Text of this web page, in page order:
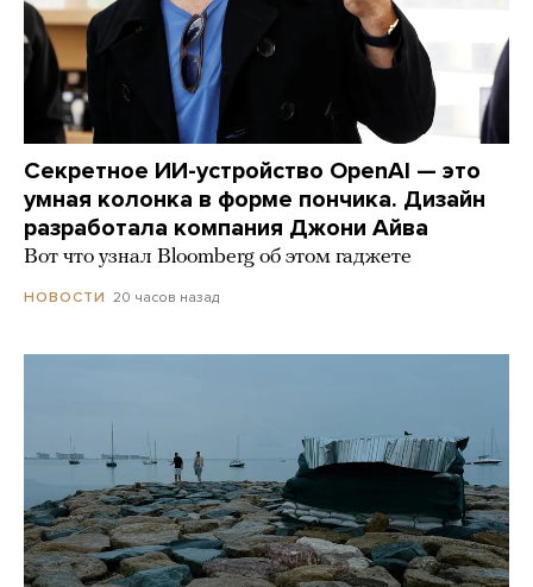
Секретное ИИ-устройство OpenAI — это
умная колонка в форме пончика. Дизайн
разработала компания Джони Айва
Вот что узнал Bloomberg об этом гаджете
НОВОСТИ 20 часов назад